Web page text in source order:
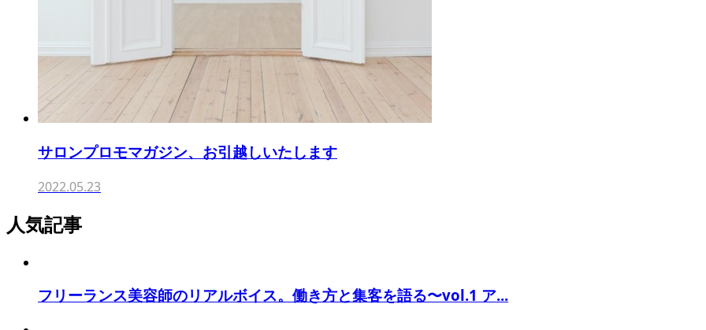
サロンプロモマガジン、お引越しいたします
2022.05.23
人気記事
フリーランス美容師のリアルボイス。働き方と集客を語る〜vol.1 ア...